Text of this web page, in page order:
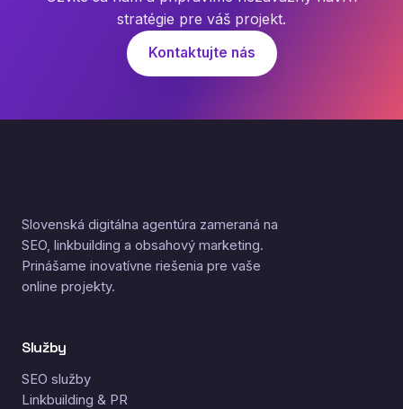
stratégie pre váš projekt.
Kontaktujte nás
Slovenská digitálna agentúra zameraná na
SEO, linkbuilding a obsahový marketing.
Prinášame inovatívne riešenia pre vaše
online projekty.
Služby
SEO služby
Linkbuilding & PR